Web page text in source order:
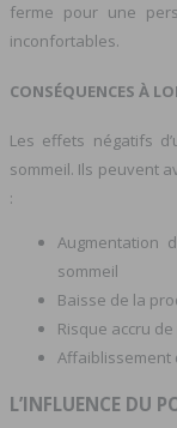
ferme pour une
inconfortables.
CONSÉQUENCES À
Les effets négatifs
sommeil. Ils peuvent
:
Augmentation
sommeil
Baisse de la
Risque accru
Affaiblissement
L’INFLUENCE DU